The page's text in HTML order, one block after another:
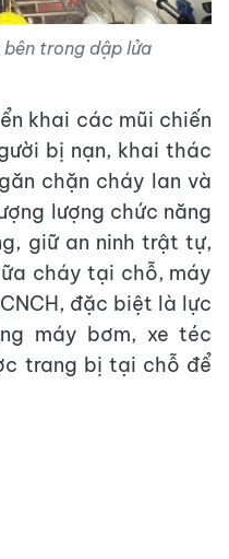
trong dập lửa
khai các mũi chiến
bị nạn, khai thác
chặn cháy lan và
lượng chức năng
giữ an ninh trật tự,
cháy tại chỗ, máy
đặc biệt là lực
máy bơm, xe téc
trang bị tại chỗ để